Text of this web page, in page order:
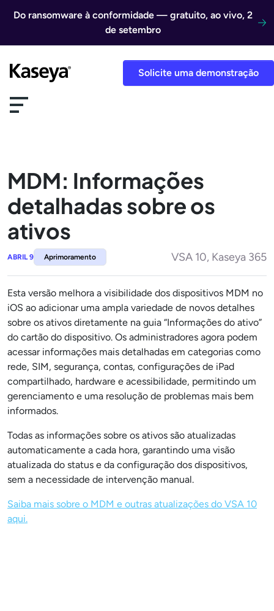
Do ransomware à conformidade — gratuito, ao vivo, 2
de setembro
Solicite uma demonstração
MDM: Informações
detalhadas sobre os
ativos
ABRIL 9 Aprimoramento VSA 10, Kaseya 365
Esta versão melhora a visibilidade dos dispositivos MDM no
iOS ao adicionar uma ampla variedade de novos detalhes
sobre os ativos diretamente na guia “Informações do ativo”
do cartão do dispositivo. Os administradores agora podem
acessar informações mais detalhadas em categorias como
rede, SIM, segurança, contas, configurações de iPad
compartilhado, hardware e acessibilidade, permitindo um
gerenciamento e uma resolução de problemas mais bem
informados.
Todas as informações sobre os ativos são atualizadas
automaticamente a cada hora, garantindo uma visão
atualizada do status e da configuração dos dispositivos,
sem a necessidade de intervenção manual.
Saiba mais sobre o MDM e outras atualizações do VSA 10
aqui.